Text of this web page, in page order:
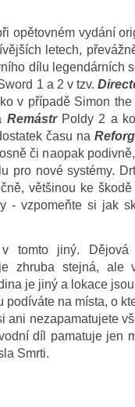
opětovném vydání
letech,
dílu legendárních
1 a 2 v tzv.
v případě Simon
RemástrPoldy 2 a
času na
či naopak
pro nové systémy.
většinou ke
- vzpomeňte si jak
tomto jiný.
je zhruba stejná,
je jiný a lokace
podíváte na místa, o
ani nezapamatujete
díl pamatuje jen
Smrti.